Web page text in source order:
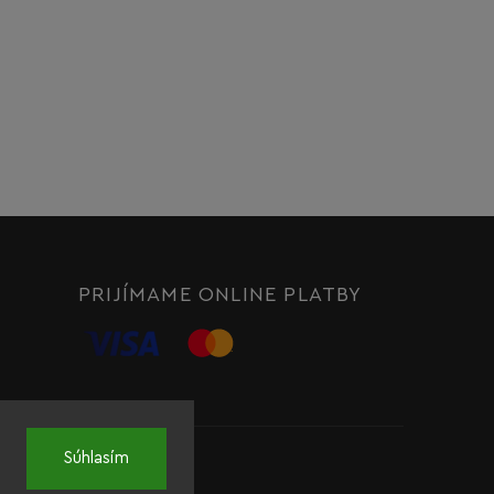
Súhlasím
PRIJÍMAME ONLINE PLATBY